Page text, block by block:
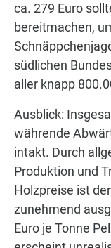
ca. 279 Euro
bereitmachen,
südlichen
aller knapp
Ausblick:
währende
intakt. Durch
Produktion und
Holzpreise ist
zunehmend
Euro je Tonne